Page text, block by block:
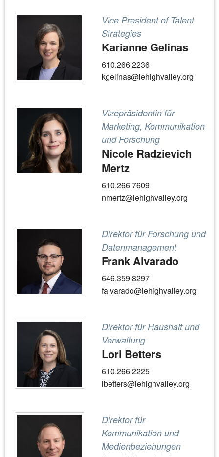
Vice President of Talent
Strategies
Karianne Gelinas
610.266.2236
kgelinas@lehighvalley.org
Vizepräsidentin für
Marketing, Kommunikation
und Forschung
Nicole Radzievich
Mertz
610.266.7609
nmertz@lehighvalley.org
Direktor für Forschung und
Datenmanagement
Frank Alvarado
646.359.8297
falvarado@lehighvalley.org
Direktor für Haushalt und
Verwaltung
Lori Betters
610.266.2225
lbetters@lehighvalley.org
Direktor für
Kommunikation und
Medienbeziehungen